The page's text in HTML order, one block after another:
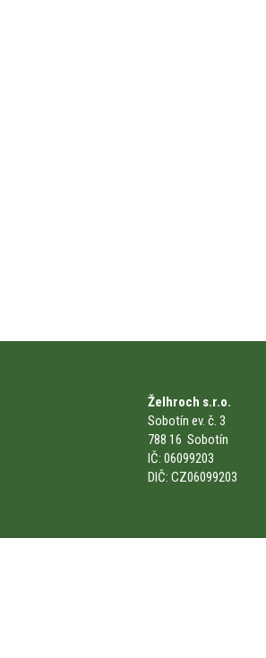
Želhroch s.r.o.
Sobotín ev. č. 3
788 16 Sobotín
IČ: 06099203
DIČ: CZ06099203